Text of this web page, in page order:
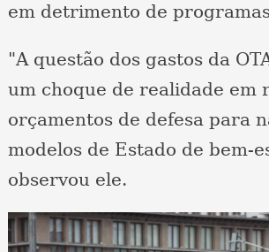
em detrimento de
"A questão dos gastos da
um choque de realidade em
orçamentos de defesa para
modelos de Estado de bem-
observou ele.